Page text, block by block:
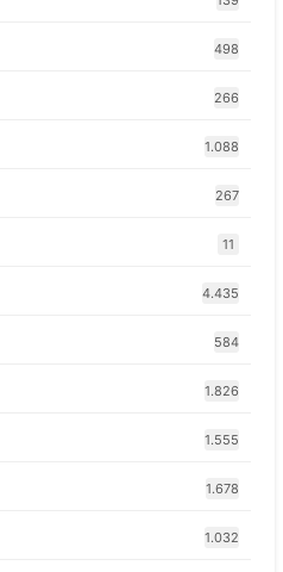
498
266
1.088
267
11
4.435
584
1.826
1.555
1.678
1.032